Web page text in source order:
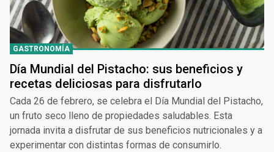
GASTRONOMÍA
Día Mundial del Pistacho: sus beneficios y
recetas deliciosas para disfrutarlo
Cada 26 de febrero, se celebra el Día Mundial del Pistacho,
un fruto seco lleno de propiedades saludables. Esta
jornada invita a disfrutar de sus beneficios nutricionales y a
experimentar con distintas formas de consumirlo.